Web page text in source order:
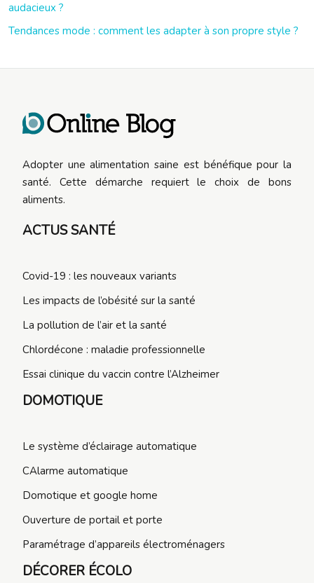
audacieux ?
Tendances mode : comment les adapter à son propre style ?
Adopter une alimentation saine est bénéfique pour la
santé. Cette démarche requiert le choix de bons
aliments.
ACTUS SANTÉ
Covid-19 : les nouveaux variants
Les impacts de l’obésité sur la santé
La pollution de l’air et la santé
Chlordécone : maladie professionnelle
Essai clinique du vaccin contre l’Alzheimer
DOMOTIQUE
Le système d’éclairage automatique
CAlarme automatique
Domotique et google home
Ouverture de portail et porte
Paramétrage d’appareils électroménagers
DÉCORER ÉCOLO